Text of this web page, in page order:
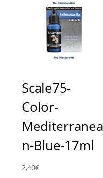
Scale75-
Color-
Mediterranea
n-Blue-17ml
2,40€